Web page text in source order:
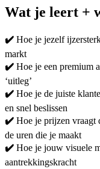
Wat je leert +
✔️ Hoe je jezelf
markt
✔️ Hoe je een premium
‘uitleg’
✔️ Hoe je de juiste
en snel beslissen
✔️ Hoe je prijzen vraagt
de uren die je maakt
✔️ Hoe je jouw visuele
aantrekkingskracht